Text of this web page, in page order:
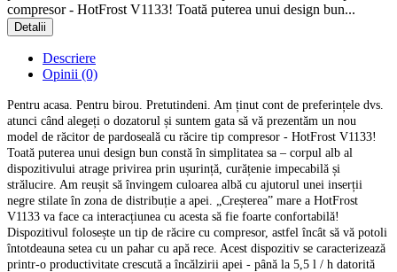
compresor - HotFrost V1133! Toată puterea unui design bun...
Detalii
Descriere
Opinii (0)
Pentru acasa. Pentru birou. Pretutindeni. Am ținut cont de preferințele dvs.
atunci când alegeți o dozatorul și suntem gata să vă prezentăm un nou
model de răcitor de pardoseală cu răcire tip compresor - HotFrost V1133!
Toată puterea unui design bun constă în simplitatea sa – corpul alb al
dispozitivului atrage privirea prin ușurință, curățenie impecabilă și
strălucire. Am reușit să învingem culoarea albă cu ajutorul unei inserții
negre stilate în zona de distribuție a apei. „Creșterea” mare a HotFrost
V1133 va face ca interacțiunea cu acesta să fie foarte confortabilă!
Dispozitivul folosește un tip de răcire cu compresor, astfel încât să vă potoli
întotdeauna setea cu un pahar cu apă rece. Acest dispozitiv se caracterizează
printr-o productivitate crescută a încălzirii apei - până la 5,5 l / h datorită